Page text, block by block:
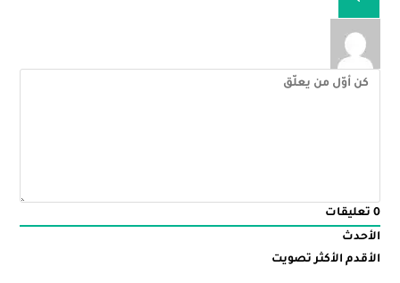
0 تعليقات
الأحدث
الأقدم الأكثر تصويت